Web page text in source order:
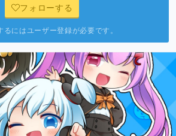
フォローする
るにはユーザー登録が必要です。